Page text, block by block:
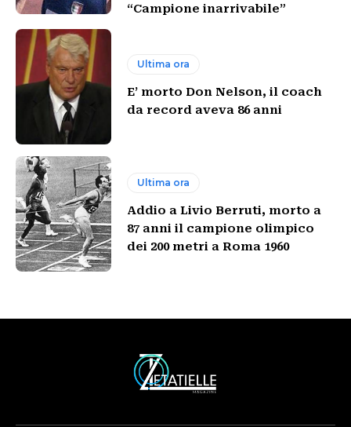
“Campione inarrivabile”
Ultima ora
E’ morto Don Nelson, il coach
da record aveva 86 anni
Ultima ora
Addio a Livio Berruti, morto a
87 anni il campione olimpico
dei 200 metri a Roma 1960